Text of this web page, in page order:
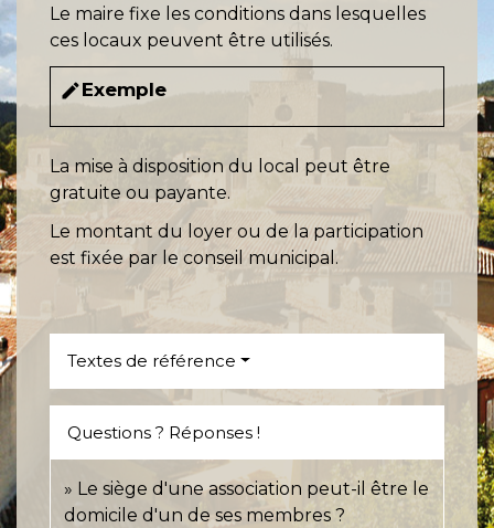
Le maire fixe les conditions dans lesquelles
ces locaux peuvent être utilisés.
editExemple
La mise à disposition du local peut être
gratuite ou payante.
Le montant du loyer ou de la participation
est fixée par le conseil municipal.
Textes de référence
Questions ? Réponses !
Le siège d'une association peut-il être le
domicile d'un de ses membres ?